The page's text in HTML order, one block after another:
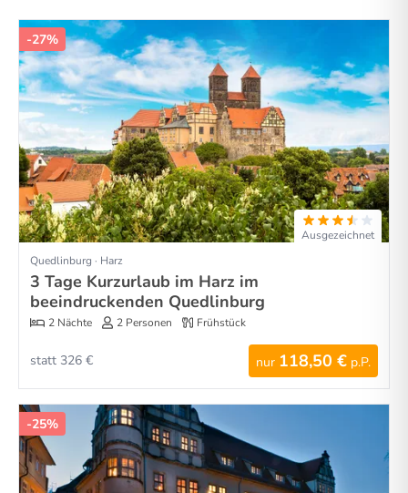
-27%
Ausgezeichnet
Quedlinburg · Harz
3 Tage Kurzurlaub im Harz im
beeindruckenden Quedlinburg
2 Nächte 2 Personen Frühstück
nur 118,50 € p.P.
statt 326 €
-25%